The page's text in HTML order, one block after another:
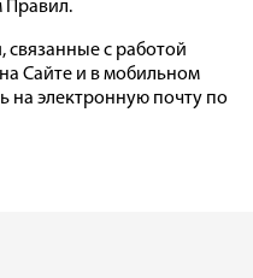
Правил.
связанные с работой
Сайте и в мобильном
на электронную почту по